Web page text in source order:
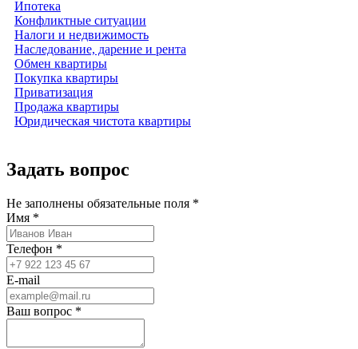
Ипотека
Конфликтные ситуации
Налоги и недвижимость
Наследование, дарение и рента
Обмен квартиры
Покупка квартиры
Приватизация
Продажа квартиры
Юридическая чистота квартиры
Задать вопрос
Не заполнены обязательные поля *
Имя *
Телефон *
E-mail
Ваш вопрос *